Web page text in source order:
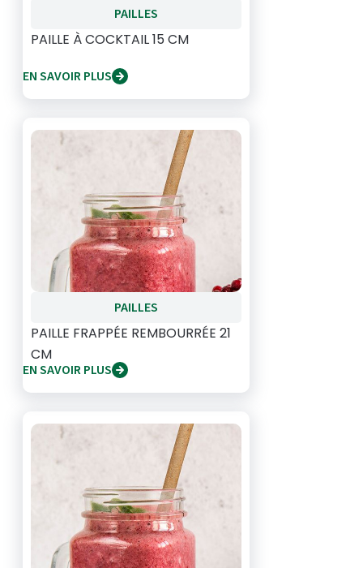
PAILLES
PAILLE À COCKTAIL 15 CM
EN SAVOIR PLUS
PAILLES
PAILLE FRAPPÉE REMBOURRÉE 21
CM
EN SAVOIR PLUS